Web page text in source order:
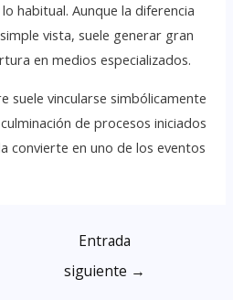
habitual. Aunque la diferencia
vista, suele generar gran
en medios especializados.
suele vincularse simbólicamente
de procesos iniciados
convierte en uno de los eventos
Entrada
siguiente →